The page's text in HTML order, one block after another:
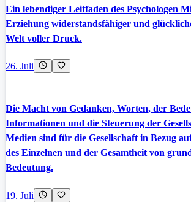
Ein lebendiger Leitfaden des Psychologen
Erziehung widerstandsfähiger und
Welt voller Druck.
26. Juli
Die Macht von Gedanken, Worten, der
Informationen und die Steuerung der
Medien sind für die Gesellschaft in Bezug
des Einzelnen und der Gesamtheit von
Bedeutung.
19. Juli